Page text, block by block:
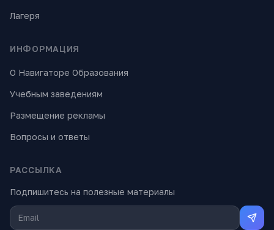
Лагеря
ИНФОРМАЦИЯ
О Навигаторе Образования
Учебным заведениям
Размещение рекламы
Вопросы и ответы
РАССЫЛКА
Подпишитесь на полезные материалы